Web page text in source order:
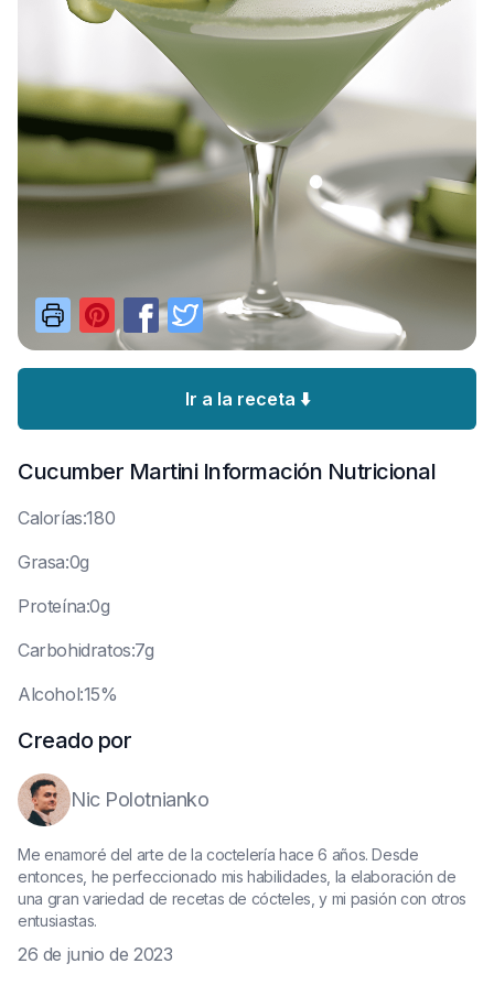
Ir a la receta ⬇️
Cucumber MartiniInformación Nutricional
Calorías:180
Grasa:0g
Proteína:0g
Carbohidratos:7g
Alcohol:15%
Creado por
Nic Polotnianko
Me enamoré del arte de la coctelería hace 6 años. Desde
entonces, he perfeccionado mis habilidades, la elaboración de
una gran variedad de recetas de cócteles, y mi pasión con otros
entusiastas.
26 de junio de 2023